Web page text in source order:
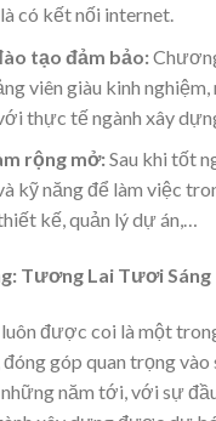
có kết nối internet.
tạo đảm bảo:
viên giàu kinh
thực tế ngành xây
rộng mở:Sau khi tốt
kỹ năng để làm việc
kế, quản lý dự án,…
Tương Lai Tươi Sáng
được coi là một
đóng góp quan trọng
năm tới, với sự